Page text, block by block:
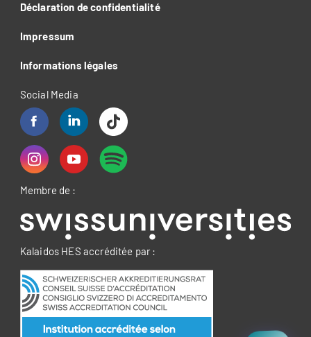
Déclaration de confidentialité
Impressum
Informations légales
Social Media
Membre de :
Kalaidos HES accréditée par :